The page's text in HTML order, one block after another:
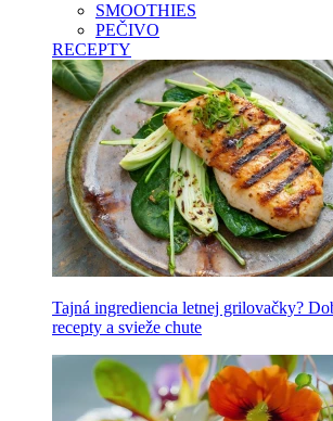
SMOOTHIES
PEČIVO
RECEPTY
Tajná ingrediencia letnej grilovačky?
recepty a svieže chute